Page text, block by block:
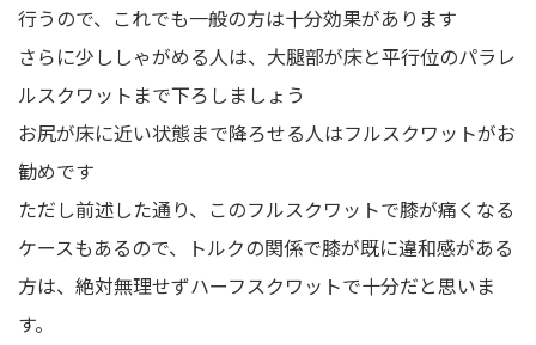
行うので、これでも一般の方は十分効果があります
さらに少ししゃがめる人は、大腿部が床と平行位のパラレ
ルスクワットまで下ろしましょう
お尻が床に近い状態まで降ろせる人はフルスクワットがお
勧めです
ただし前述した通り、このフルスクワットで膝が痛くなる
ケースもあるので、トルクの関係で膝が既に違和感がある
方は、絶対無理せずハーフスクワットで十分だと思いま
す。